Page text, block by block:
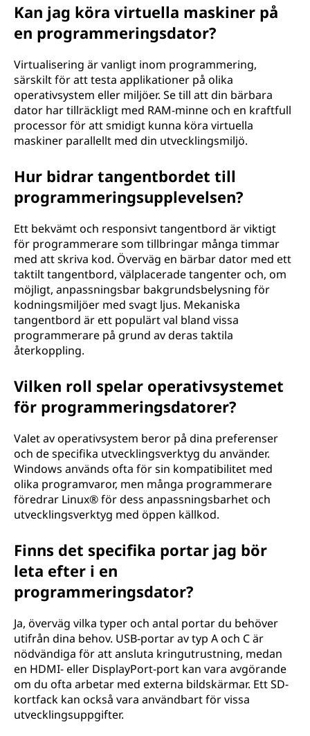
Kan jag köra virtuella maskiner på
en programmeringsdator?
Virtualisering är vanligt inom programmering,
särskilt för att testa applikationer på olika
operativsystem eller miljöer. Se till att din bärbara
dator har tillräckligt med RAM-minne och en kraftfull
processor för att smidigt kunna köra virtuella
maskiner parallellt med din utvecklingsmiljö.
Hur bidrar tangentbordet till
programmeringsupplevelsen?
Ett bekvämt och responsivt tangentbord är viktigt
för programmerare som tillbringar många timmar
med att skriva kod. Överväg en bärbar dator med ett
taktilt tangentbord, välplacerade tangenter och, om
möjligt, anpassningsbar bakgrundsbelysning för
kodningsmiljöer med svagt ljus. Mekaniska
tangentbord är ett populärt val bland vissa
programmerare på grund av deras taktila
återkoppling.
Vilken roll spelar operativsystemet
för programmeringsdatorer?
Valet av operativsystem beror på dina preferenser
och de specifika utvecklingsverktyg du använder.
Windows används ofta för sin kompatibilitet med
olika programvaror, men många programmerare
föredrar Linux® för dess anpassningsbarhet och
utvecklingsverktyg med öppen källkod.
Finns det specifika portar jag bör
leta efter i en
programmeringsdator?
Ja, överväg vilka typer och antal portar du behöver
utifrån dina behov. USB-portar av typ A och C är
nödvändiga för att ansluta kringutrustning, medan
en HDMI- eller DisplayPort-port kan vara avgörande
om du ofta arbetar med externa bildskärmar. Ett SD-
kortfack kan också vara användbart för vissa
utvecklingsuppgifter.